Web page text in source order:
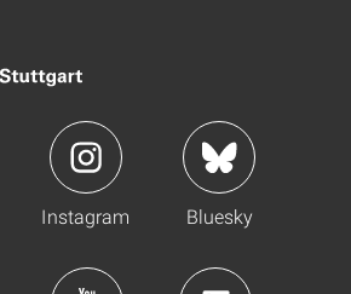
Instagram Bluesky